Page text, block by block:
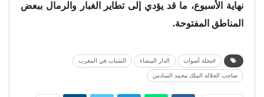
نهاية الأسبوع، ما قد يؤدي إلى تطاير الغبار والرمال ببعض
المناطق المفتوحة.
#مجلة أصوات الدار البيضاء الشباب في المغرب
صاحب الجلالة الملك محمد السادس